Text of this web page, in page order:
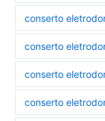
conserto
conserto
conserto
conserto